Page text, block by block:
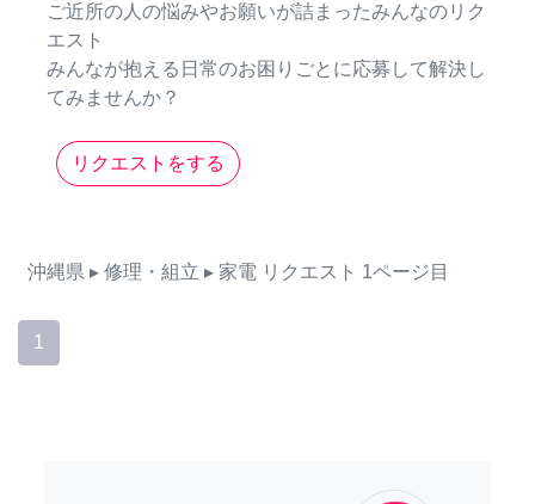
ご近所の人の悩みやお願いが詰まったみんなのリク
エスト
みんなが抱える日常のお困りごとに応募して解決し
てみませんか？
リクエストをする
沖縄県 ▸ 修理・組立 ▸ 家電 リクエスト 1ページ目
1